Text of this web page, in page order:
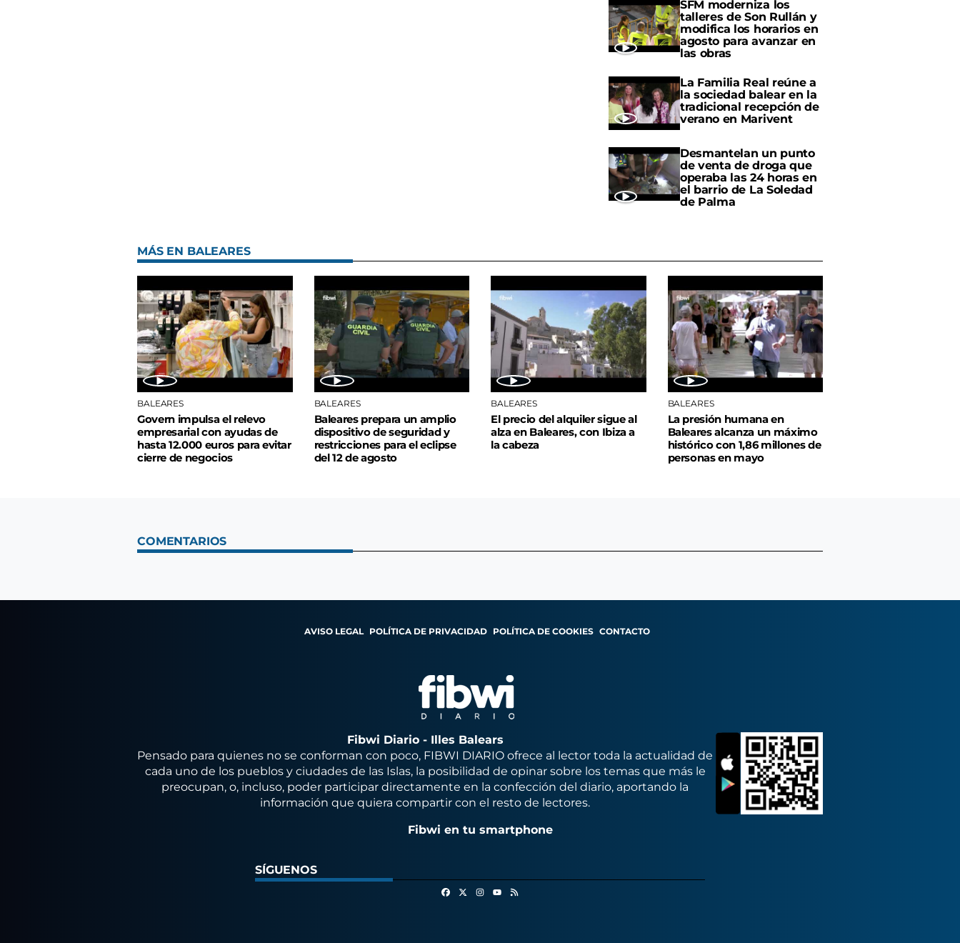
SFM moderniza los
talleres de Son Rullán y
modifica los horarios en
agosto para avanzar en
las obras
La Familia Real reúne a
la sociedad balear en la
tradicional recepción de
verano en Marivent
Desmantelan un punto
de venta de droga que
operaba las 24 horas en
el barrio de La Soledad
de Palma
MÁS EN BALEARES
BALEARES
Govern impulsa el relevo
empresarial con ayudas de
hasta 12.000 euros para evitar
cierre de negocios
BALEARES
Baleares prepara un amplio
dispositivo de seguridad y
restricciones para el eclipse
del 12 de agosto
BALEARES
El precio del alquiler sigue al
alza en Baleares, con Ibiza a
la cabeza
BALEARES
La presión humana en
Baleares alcanza un máximo
histórico con 1,86 millones de
personas en mayo
COMENTARIOS
AVISO LEGAL POLÍTICA DE PRIVACIDAD POLÍTICA DE COOKIES CONTACTO
Fibwi Diario - Illes Balears
Pensado para quienes no se conforman con poco, FIBWI DIARIO ofrece al lector toda la actualidad de
cada uno de los pueblos y ciudades de las Islas, la posibilidad de opinar sobre los temas que más le
preocupan, o, incluso, poder participar directamente en la confección del diario, aportando la
información que quiera compartir con el resto de lectores.
Fibwi en tu smartphone
SÍGUENOS
FacebookInstagram